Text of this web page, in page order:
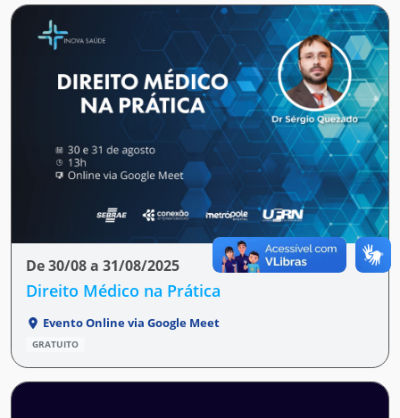
De 30/08 a 31/08/2025
Direito Médico na Prática
Evento Online via Google Meet
GRATUITO